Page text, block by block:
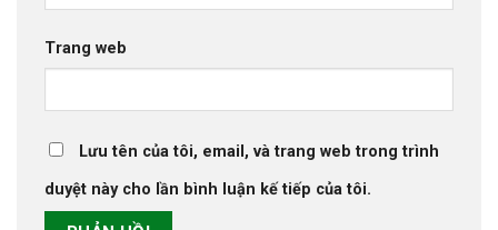
Trang web
Lưu tên của tôi, email, và trang web trong trình
duyệt này cho lần bình luận kế tiếp của tôi.